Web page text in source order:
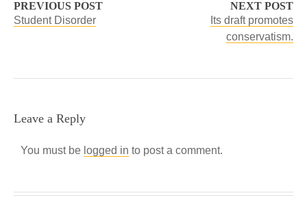
PREVIOUS POST
Student Disorder
NEXT POST
Its draft promotes
conservatism.
Leave a Reply
You must be logged in to post a comment.